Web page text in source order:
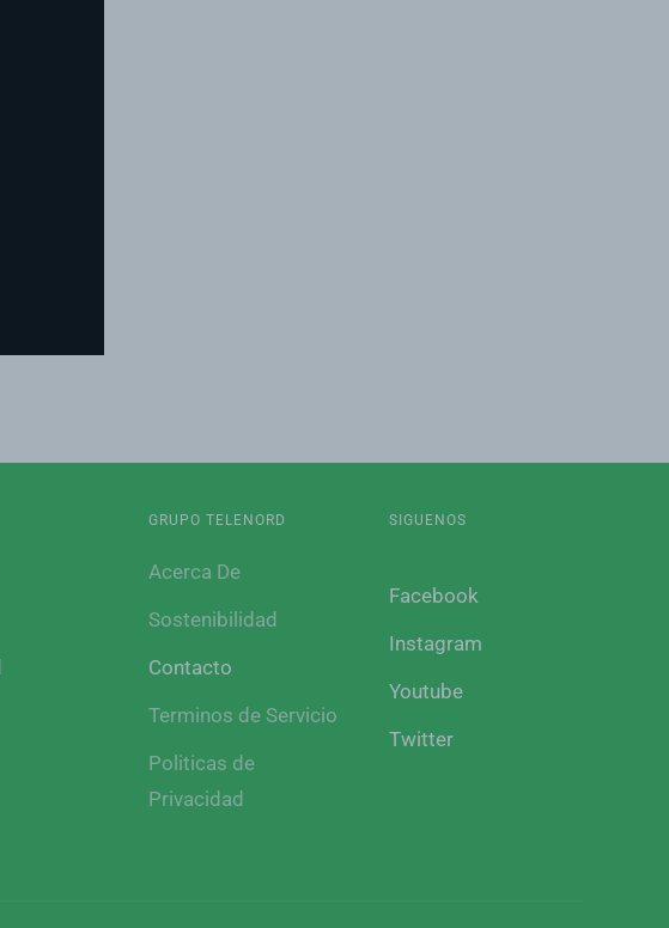
GRUPO TELENORD
Acerca De
Sostenibilidad
Contacto
Terminos de Servicio
Politicas de
Privacidad
SIGUENOS
Facebook
Instagram
Youtube
Twitter